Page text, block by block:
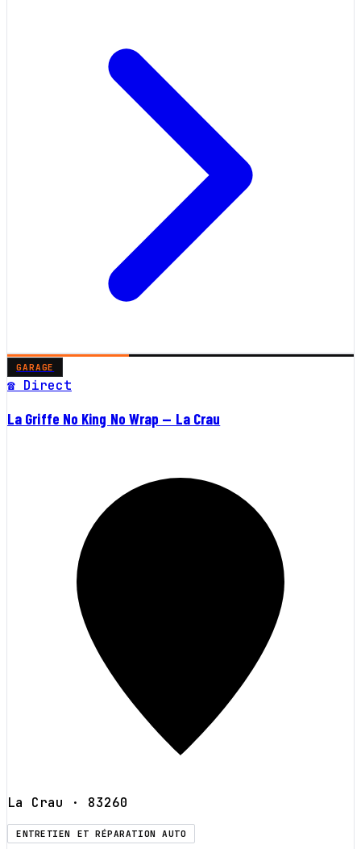
GARAGE
☎ Direct
La Griffe No King No Wrap — La Crau
La Crau · 83260
ENTRETIEN ET RÉPARATION AUTO